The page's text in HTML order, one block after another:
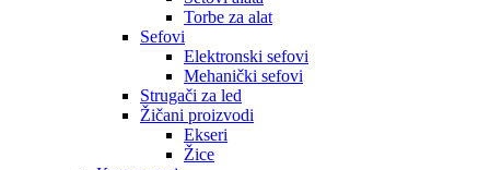
Torbe za alat
Sefovi
Elektronski sefovi
Mehanički sefovi
Strugači za led
Žičani proizvodi
Ekseri
Žice